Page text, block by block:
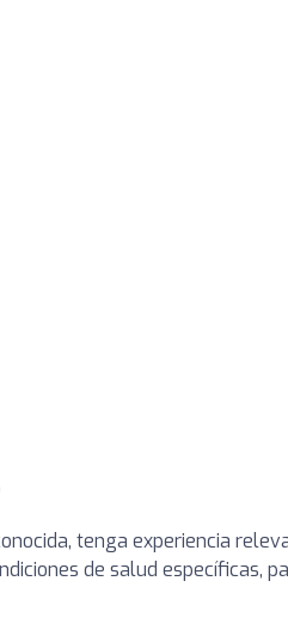
tenga experiencia
de salud específicas,